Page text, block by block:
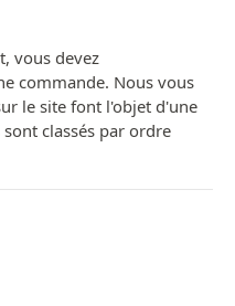
vous devez
commande. Nous vous
le site font l'objet d'une
sont classés par ordre